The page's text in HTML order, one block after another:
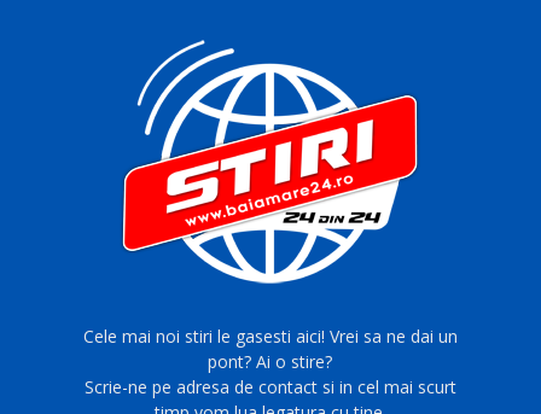
Cele mai noi stiri le gasesti aici! Vrei sa ne dai un
pont? Ai o stire?
Scrie-ne pe adresa de contact si in cel mai scurt